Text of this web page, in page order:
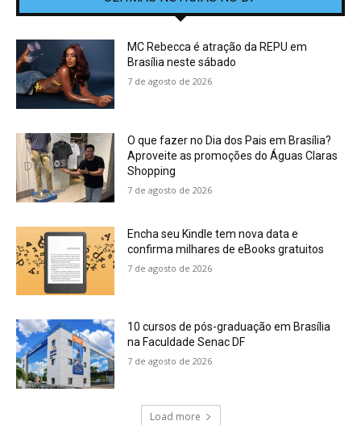
MC Rebecca é atração da REPU em
Brasília neste sábado
7 de agosto de 2026
O que fazer no Dia dos Pais em Brasília?
Aproveite as promoções do Águas Claras
Shopping
7 de agosto de 2026
Encha seu Kindle tem nova data e
confirma milhares de eBooks gratuitos
7 de agosto de 2026
10 cursos de pós-graduação em Brasília
na Faculdade Senac DF
7 de agosto de 2026
Load more